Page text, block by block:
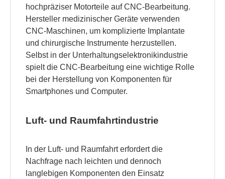
hochpräziser Motorteile auf CNC-Bearbeitung.
Hersteller medizinischer Geräte verwenden
CNC-Maschinen, um komplizierte Implantate
und chirurgische Instrumente herzustellen.
Selbst in der Unterhaltungselektronikindustrie
spielt die CNC-Bearbeitung eine wichtige Rolle
bei der Herstellung von Komponenten für
Smartphones und Computer.
Luft- und Raumfahrtindustrie
In der Luft- und Raumfahrt erfordert die
Nachfrage nach leichten und dennoch
langlebigen Komponenten den Einsatz